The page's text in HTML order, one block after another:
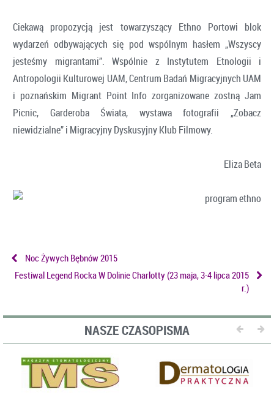
Ciekawą propozycją jest towarzyszący Ethno Portowi blok
wydarzeń odbywających się pod wspólnym hasłem „Wszyscy
jesteśmy migrantami”. Wspólnie z Instytutem Etnologii i
Antropologii Kulturowej UAM, Centrum Badań Migracyjnych UAM
i poznańskim Migrant Point Info zorganizowane zostną Jam
Picnic, Garderoba Świata, wystawa fotografii „Zobacz
niewidzialne” i Migracyjny Dyskusyjny Klub Filmowy.
Eliza Beta
Noc Żywych Bębnów 2015
Festiwal Legend Rocka W Dolinie Charlotty (23 maja, 3-4 lipca 2015
r.)
NASZE CZASOPISMA